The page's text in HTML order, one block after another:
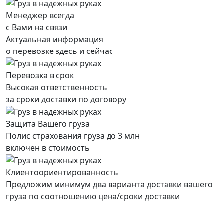
Менеджер всегда
с Вами на связи
Актуальная информация
о перевозке здесь и сейчас
Перевозка в срок
Высокая ответственность
за сроки доставки по договору
Защита Вашего груза
Полис страхования груза до 3 млн
включен в стоимость
Клиентоориентированность
Предложим минимум два варианта доставки вашего
груза по соотношению цена/сроки доставки